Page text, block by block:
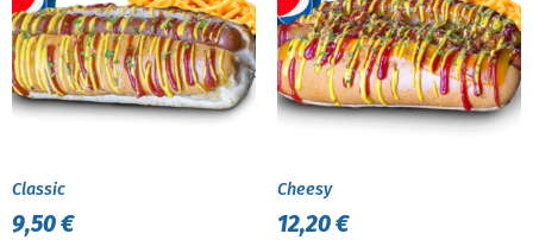
Classic
9,50€
Cheesy
12,20€